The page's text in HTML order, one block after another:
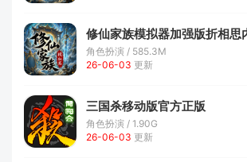
角色扮演 / 585.3M
26-06-03 更新
三国杀移动版官方正版
角色扮演 / 1.90G
26-06-03 更新